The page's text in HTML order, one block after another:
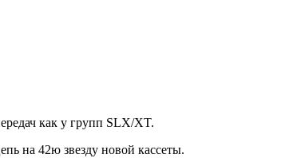
как у групп SLX/XT.
на 42ю звезду новой кассеты.